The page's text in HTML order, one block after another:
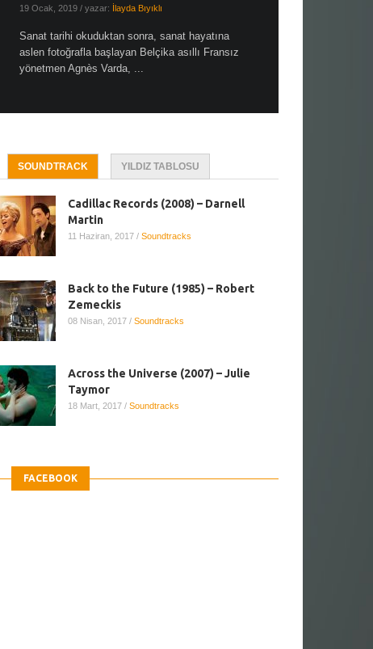
19 Ocak, 2019 / yazar: İlayda Bıyıklı
Sanat tarihi okuduktan sonra, sanat hayatına
aslen fotoğrafla başlayan Belçika asıllı Fransız
yönetmen Agnès Varda, ...
SOUNDTRACK YILDIZ TABLOSU
Cadillac Records (2008) – Darnell
Martin
11 Haziran, 2017 / Soundtracks
Back to the Future (1985) – Robert
Zemeckis
08 Nisan, 2017 / Soundtracks
Across the Universe (2007) – Julie
Taymor
18 Mart, 2017 / Soundtracks
FACEBOOK